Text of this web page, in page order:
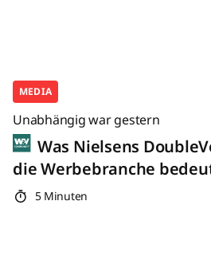
MEDIA
Unabhängig war gestern
Was Nielsens
die Werbebranche
5 Minuten